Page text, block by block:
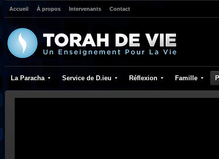
Accueil À propos Intervenants Contact
La Paracha Service de D.ieu Réflexion Famille